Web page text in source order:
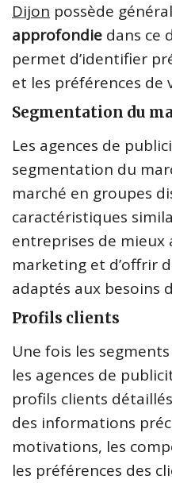
Dijon possède
approfondie dans ce
permet d’identifier
et les préférences de
Segmentation du
Les agences de
segmentation du
marché en groupes
caractéristiques
entreprises de mieux
marketing et d’offrir
adaptés aux besoins
Profils clients
Une fois les
les agences de
profils clients
des informations
motivations, les
les préférences des